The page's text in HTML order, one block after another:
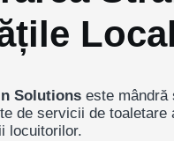
Solutions este mândră
de servicii de
locuitorilor.